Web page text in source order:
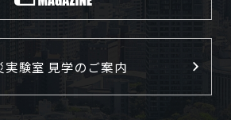
実験室 見学のご案内